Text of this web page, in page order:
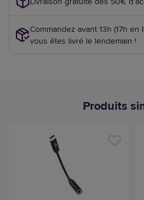
Commandez avant 13h (17h
vous êtes livré le lendemain !
Produits